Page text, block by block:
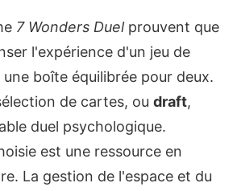
7 Wonders Duelprouvent que
l'expérience d'un jeu de
boîte équilibrée pour deux.
de cartes, ou draft,
duel psychologique.
est une ressource en
La gestion de l'espace et du